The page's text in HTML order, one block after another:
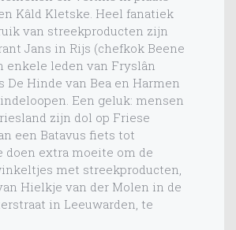
Kâld Kletske. Heel fanatiek
van streekproducten zijn
Jans in Rijs (chefkok Beene
enkele leden van Fryslân
De Hinde van Bea en Harmen
Een geluk: mensen
zijn dol op Friese
een Batavus fiets tot
doen extra moeite om de
met streekproducten,
Hielkje van der Molen in de
in Leeuwarden, te